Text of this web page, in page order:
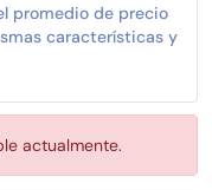
promedio de precio
características y
actualmente.